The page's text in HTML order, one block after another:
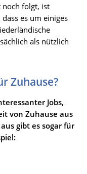
noch folgt, ist
es um einiges
als nützlich
Zuhause?
Jobs,
von Zuhause aus
gibt es sogar für